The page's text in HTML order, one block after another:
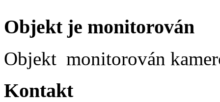
Objekt je monitorován
Objekt monitorován
Kontakt